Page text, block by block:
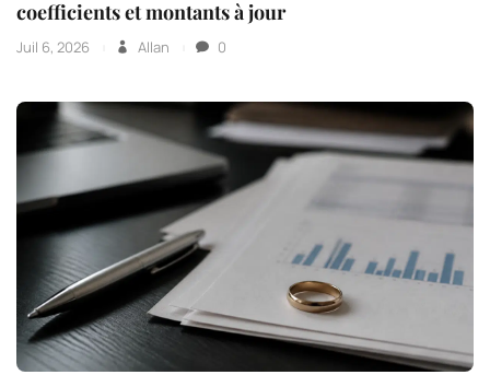
coefficients et montants à jour
Juil 6, 2026 Allan 0